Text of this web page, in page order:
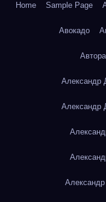
Home Sample Page
Авокадо
Александр
Александр